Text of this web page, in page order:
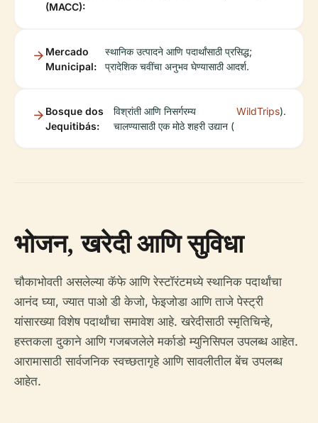
(MACC):
Mercado
Municipal:
स्थानिक उत्पादने आणि पदार्थांसाठी प्रसिद्ध;
प्रादेशिक चवींचा अनुभव घेण्यासाठी आदर्श.
Bosque dos
Jequitibás:
विश्रांती आणि निसर्गरम्य
चालण्यासाठी एक मोठे शहरी उद्यान (
WildTrips).
भोजन, खरेदी आणि सुविधा
चौकाभोवती असलेल्या कॅफे आणि रेस्टॉरंटमध्ये स्थानिक पदार्थांचा
आनंद घ्या, ज्यात पाओ डी केजो, फेइजोडा आणि ताजे पेस्ट्री
यांसारख्या विशेष पदार्थांचा समावेश आहे. खरेदीसाठी स्मृतिचिन्हे,
हस्तकला दुकाने आणि गजबजलेले मर्काडो म्युनिसिपल उपलब्ध आहेत.
आरामासाठी सार्वजनिक स्वच्छतागृहे आणि सावलीतील बेंच उपलब्ध
आहेत.